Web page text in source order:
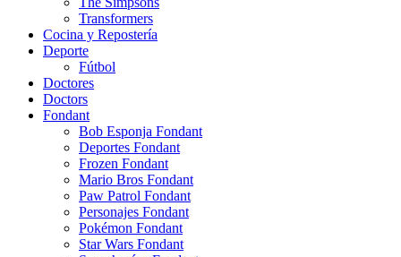
Transformers
Cocina y Repostería
Deporte
Fútbol
Doctores
Doctors
Fondant
Bob Esponja Fondant
Deportes Fondant
Frozen Fondant
Mario Bros Fondant
Paw Patrol Fondant
Personajes Fondant
Pokémon Fondant
Star Wars Fondant